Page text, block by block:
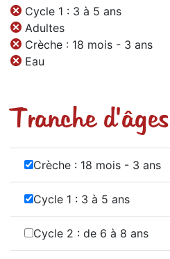
Cycle 1 : 3 à 5 ans
Adultes
Crèche : 18 mois - 3 ans
Eau
Tranche d'âges
Crèche : 18 mois - 3 ans
Cycle 1 : 3 à 5 ans
Cycle 2 : de 6 à 8 ans